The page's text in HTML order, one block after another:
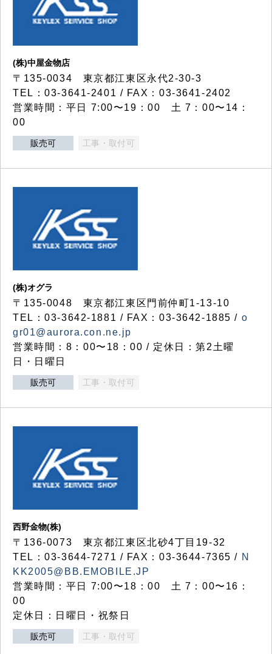
(株)中屋金物店
〒135-0034 東京都江東区永代2-30-3
TEL：03-3641-2401 / FAX：03-3641-2402
営業時間：平日 7:00〜19：00 土 7：00〜14：
00
販売可 工事・取付可
(株)オグラ
〒135-0048 東京都江東区門前仲町1-13-10
TEL：03-3642-1881 / FAX：03-3642-1885 / o
gr01@aurora.con.ne.jp
営業時間：8：00〜18：00 / 定休日：第2土曜
日・日曜日
販売可 工事・取付可
西野金物(株)
〒136-0073 東京都江東区北砂4丁目19-32
TEL：03‐3644‐7271 / FAX：03-3644-7365 / N
KK2005@BB.EMOBILE.JP
営業時間：平日 7:00〜18：00 土 7：00〜16：
00
定休日：日曜日・祝祭日
販売可 工事・取付可